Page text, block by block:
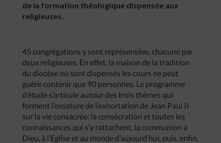
de la formation théologique dispensée aux
religieuses.
45 congrégations y sont représentées, chacune par
deux religieuses. En effet, la maison de la tradition
du diocèse où sont dispensés les cours ne peut
guère contenir que 90 personnes. Le programme
d’étude s’articule autour des trois thèmes qui
forment l’ossature de l’exhortation de Jean Paul II
sur la vie consacrée: la consécration et toutes les
connaissances qui s’y rattachent, la communion à
Dieu, à l’Eglise et au monde d’aujourd’hui, puis, enfin,